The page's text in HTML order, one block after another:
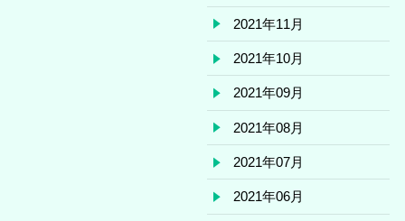
2021年11月
2021年10月
2021年09月
2021年08月
2021年07月
2021年06月